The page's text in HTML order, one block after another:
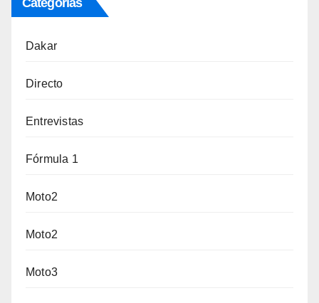
Categorías
Dakar
Directo
Entrevistas
Fórmula 1
Moto2
Moto2
Moto3